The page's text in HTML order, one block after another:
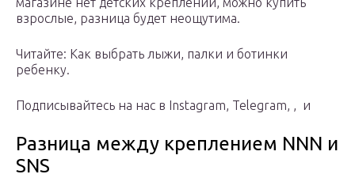
взрослые, разница будет неощутима.
Читайте: Как выбрать лыжи, палки и ботинки
ребенку.
Подписывайтесь на нас в Instagram, Telegram, , и
Разница между креплением NNN и
SNS